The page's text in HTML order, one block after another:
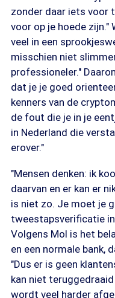
zonder daar iets voor
voor op je hoede zijn."
veel in een
misschien niet
professioneler."
dat je je goed
kenners van de
de fout die je in je
in Nederland die
erover."
"Mensen denken: ik
daarvan en er kan er
is niet zo. Je moet je
tweestapsverificatie
Volgens Mol is het
en een normale bank,
"Dus er is geen
kan niet
wordt veel harder